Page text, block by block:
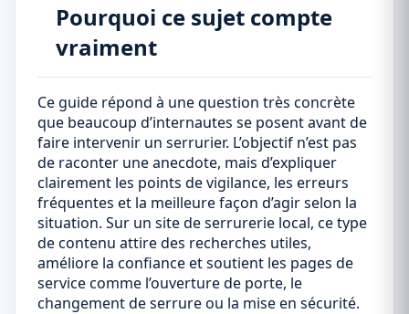
Pourquoi ce sujet compte
vraiment
Ce guide répond à une question très concrète
que beaucoup d’internautes se posent avant de
faire intervenir un serrurier. L’objectif n’est pas
de raconter une anecdote, mais d’expliquer
clairement les points de vigilance, les erreurs
fréquentes et la meilleure façon d’agir selon la
situation. Sur un site de serrurerie local, ce type
de contenu attire des recherches utiles,
améliore la confiance et soutient les pages de
service comme l’ouverture de porte, le
changement de serrure ou la mise en sécurité.